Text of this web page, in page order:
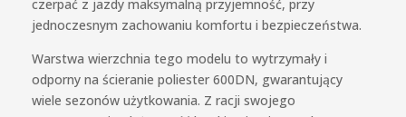
czerpać z jazdy maksymalną przyjemność, przy
jednoczesnym zachowaniu komfortu i bezpieczeństwa.
Warstwa wierzchnia tego modelu to wytrzymały i
odporny na ścieranie poliester 600DN, gwarantujący
wiele sezonów użytkowania. Z racji swojego